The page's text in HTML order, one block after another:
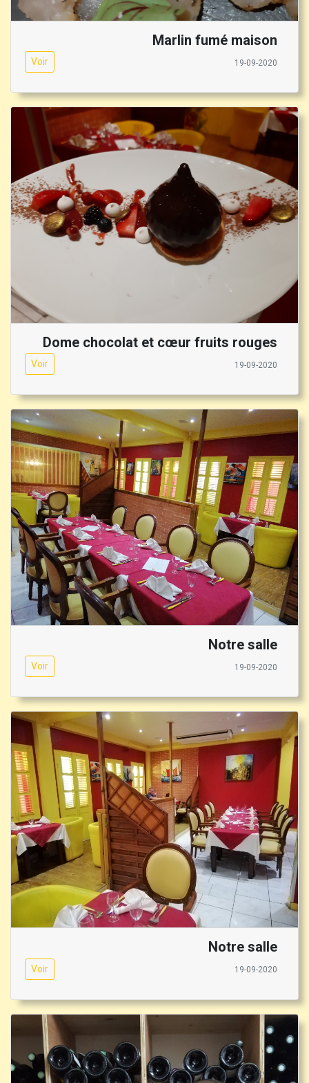
Marlin fumé maison
Voir 19-09-2020
Dome chocolat et cœur fruits rouges
Voir 19-09-2020
Notre salle
Voir 19-09-2020
Notre salle
Voir 19-09-2020